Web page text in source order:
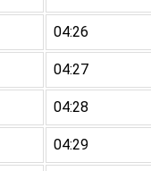
04:26
04:27
04:28
04:29